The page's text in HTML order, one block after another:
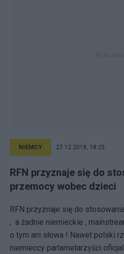
NIEMCY 27.12.2018, 18:25
RFN przyznaje się do
przemocy wobec dzieci
RFN przyznaje się do
, a żadnie niemieckie ,
o tym ani słowa ! Nawet polski
niemieccy parlametarzyści